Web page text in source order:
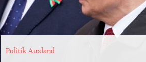
Politik Ausland